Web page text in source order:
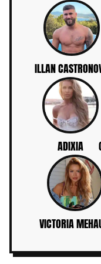
ILLAN
ADIXIA
VICTORIA